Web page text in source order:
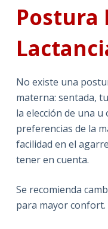
Postura
No existe una
materna: sentada,
la elección de una
preferencias de la
facilidad en el
tener en cuenta.
Se recomienda
para mayor confort.